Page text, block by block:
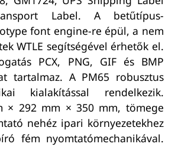
Label. A betűtípus-
font engine-re épül, a nem
WTLE segítségével érhetők el.
PCX, PNG, GIF és BMP
tartalmaz. A PM65 robusztus
kialakítással rendelkezik.
× 292 mm × 350 mm, tömege
nehéz ipari környezetekhez
fém nyomtatómechanikával.